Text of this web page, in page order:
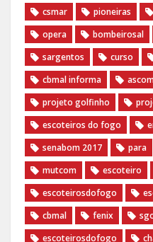
csmar
pioneiras
opera
bombeirosal
sargentos
curso
cbmal informa
projeto golfinho
escoteiros do fogo
senabom 2017
para
mutcom
escoteiro
escoteirosdofogo
cbmal
fenix
escoteirosdofogo